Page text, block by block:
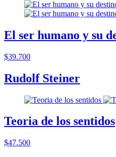
El ser humano y su
$39.700
Rudolf Steiner
Teoria de los sentidos
$47.500